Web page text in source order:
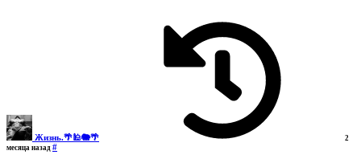
Жизнь.🌴🕌🐘🌴
2
месяца назад #